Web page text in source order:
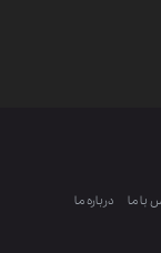
با ما درباره ما